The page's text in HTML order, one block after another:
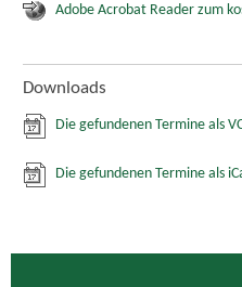
Adobe Acrobat Reader zum
Downloads
Die gefundenen Termine als
Die gefundenen Termine als